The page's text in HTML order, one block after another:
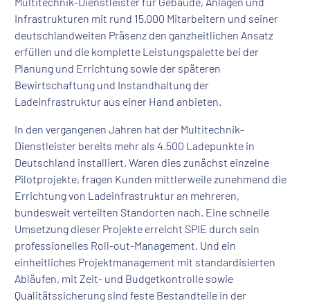
Infrastrukturen mit rund 15.000 Mitarbeitern und seiner
deutschlandweiten Präsenz den ganzheitlichen Ansatz
erfüllen und die komplette Leistungspalette bei der
Planung und Errichtung sowie der späteren
Bewirtschaftung und Instandhaltung der
Ladeinfrastruktur aus einer Hand anbieten.
In den vergangenen Jahren hat der Multitechnik-
Dienstleister bereits mehr als 4.500 Ladepunkte in
Deutschland installiert. Waren dies zunächst einzelne
Pilotprojekte, fragen Kunden mittlerweile zunehmend die
Errichtung von Ladeinfrastruktur an mehreren,
bundesweit verteilten Standorten nach. Eine schnelle
Umsetzung dieser Projekte erreicht SPIE durch sein
professionelles Roll-out-Management. Und ein
einheitliches Projektmanagement mit standardisierten
Abläufen, mit Zeit- und Budgetkontrolle sowie
Qualitätssicherung sind feste Bestandteile in der